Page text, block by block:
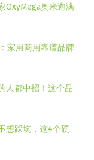
OxyMega奥米迦满
家用商用靠谱品牌
人都中招！这个品
想踩坑，这4个硬